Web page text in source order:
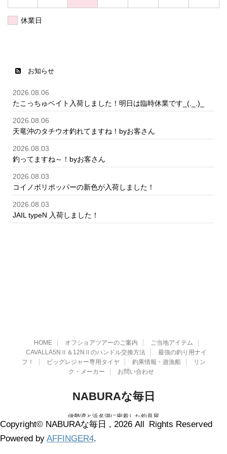
休業日
お知らせ
2026.08.06
たこっちゅベイト入荷しました！明日は臨時休業です_(._.)_
2026.08.06
天竜沖のタチウオ釣れてますね！byお客さん
2026.08.03
釣ってますね～！byお客さん
2026.08.03
コイノボリポッパーの新色が入荷しました！
2026.08.03
JAIL typeN 入荷しました！
HOME オフショアツアーのご案内
ご当地アイテム
CAVALLA5NⅡ＆12NⅡのハンドル交換方法
最強の釣り用ナイ
フ！
ビッグレジャー専用タイヤ 釣果情報・遊漁船
リン
ク・メーカー
お問い合わせ
NABURAな毎日
伊勢湾と浜名湖に密着した釣具屋
0532-74-1811
Copyright© NABURAな毎日 , 2026 All Rights Reserved
Powered by AFFINGER4.